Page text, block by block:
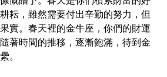
耘，雖然需要付出辛勤的努力，但
實。春天裡的金牛座，你們的財運
著時間的推移，逐漸飽滿，待到金
。